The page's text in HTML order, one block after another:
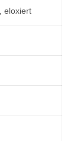
eloxiert